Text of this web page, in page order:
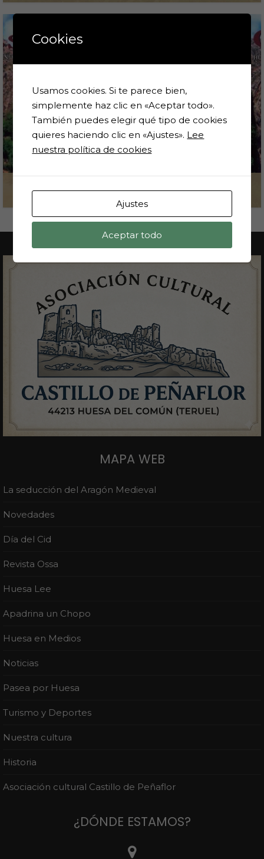
2 de marzo de 2024
Bibliografía sobre Huesa
1 de marzo de 2024
MAPA WEB
La seducción del Aragón Medieval
Novedades
Día del Cid
Revista Ossa
Huesa Lee
Apadrina un Chopo
Huesa en Medios
Noticias
Pasea por Huesa
Turismo y Deportes
Nuestra cultura
Historia
Asociación cultural Castillo de Peñaflor
¿DÓNDE ESTAMOS?
Cookies
Usamos cookies. Si te parece bien,
simplemente haz clic en «Aceptar todo».
También puedes elegir qué tipo de cookies
quieres haciendo clic en «Ajustes». Lee
nuestra política de cookies
Ajustes
Aceptar todo